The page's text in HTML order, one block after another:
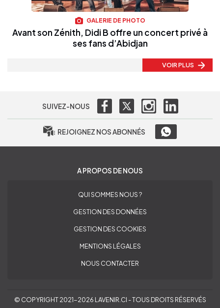
GALERIE DE PHOTO
Avant son Zénith, Didi B offre un concert privé à
ses fans d’Abidjan
VOIR PLUS
SUIVEZ-NOUS
REJOIGNEZ NOS ABONNÉS
A PROPOS DE NOUS
QUI SOMMES NOUS ?
GESTION DES DONNÉES
GESTION DES COOKIES
MENTIONS LÉGALES
NOUS CONTACTER
© COPYRIGHT 2021-2026 LAVENIR.CI - TOUS DROITS RÉSERVÉS